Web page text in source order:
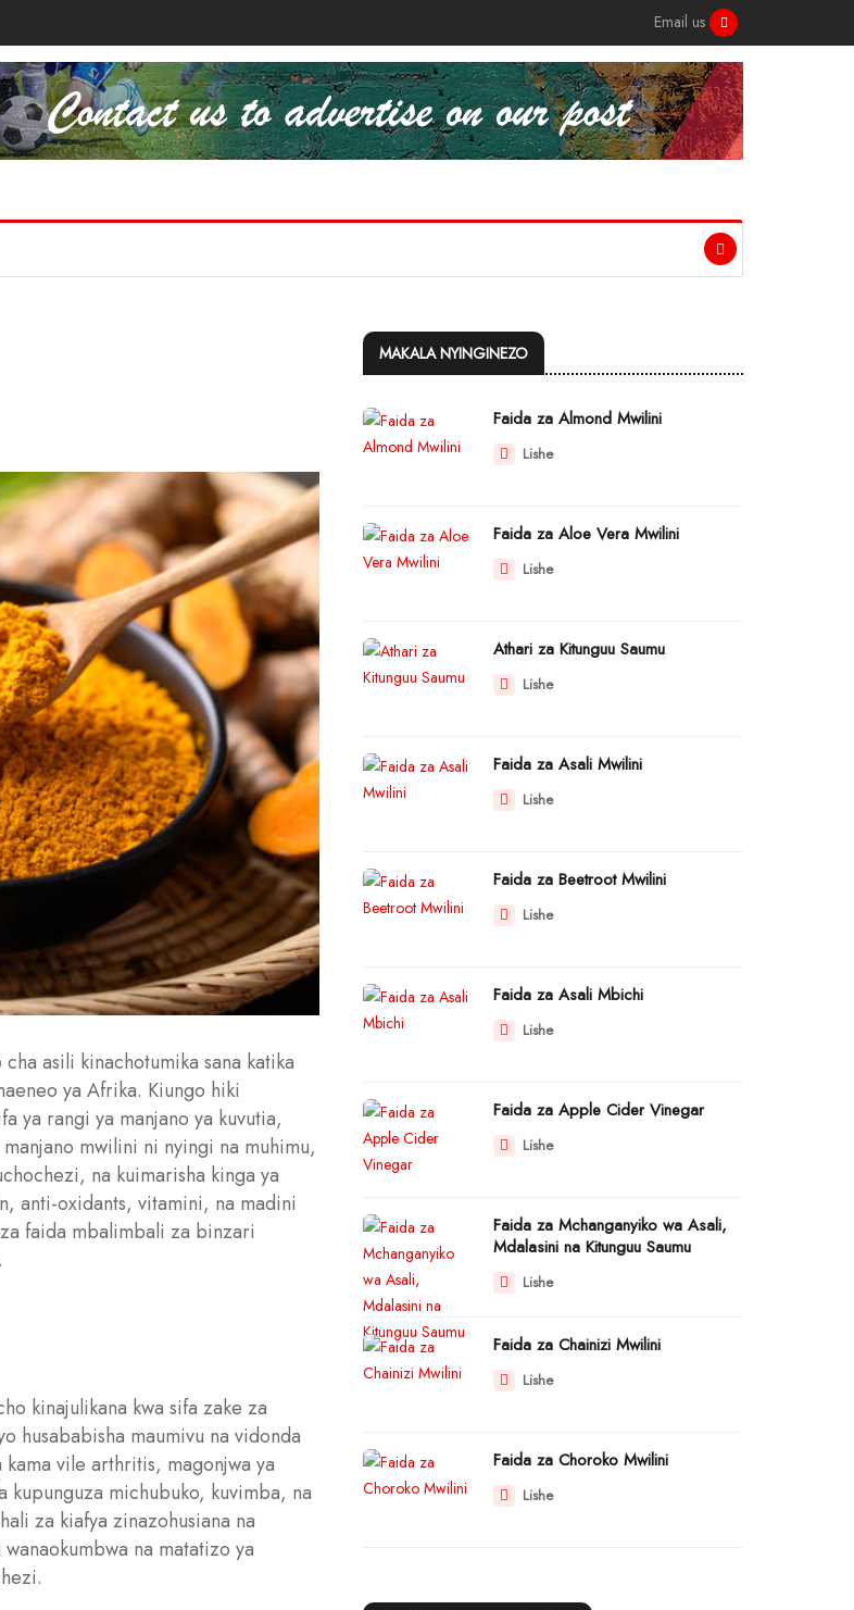
Email us
asili kinachotumika sana katika
ya Afrika. Kiungo hiki
ya rangi ya manjano ya kuvutia,
mwilini ni nyingi na muhimu,
na kuimarisha kinga ya
anti-oxidants, vitamini, na madini
faida mbalimbali za binzari
kinajulikana kwa sifa zake za
husababisha maumivu na vidonda
vile arthritis, magonjwa ya
kupunguza michubuko, kuvimba, na
za kiafya zinazohusiana na
na matatizo ya
MAKALA NYINGINEZO
Faida za Almond Mwilini
Lishe
Faida za Aloe Vera Mwilini
Lishe
Athari za Kitunguu Saumu
Lishe
Faida za Asali Mwilini
Lishe
Faida za Beetroot Mwilini
Lishe
Faida za Asali Mbichi
Lishe
Faida za Apple Cider Vinegar
Lishe
Faida za Mchanganyiko wa Asali,
Mdalasini na Kitunguu Saumu
Lishe
Faida za Chainizi Mwilini
Lishe
Faida za Choroko Mwilini
Lishe